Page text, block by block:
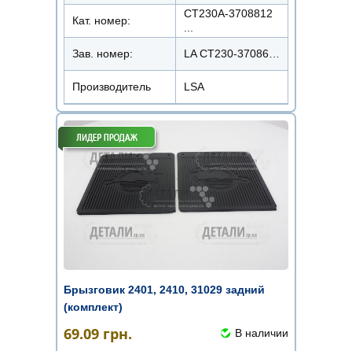
Кат. номер:
СТ230А-3708812
Зав. номер:
Производитель LSA
Брызговик 2401, 2410, 31029 задний
(комплект)
69.09 грн. В наличии